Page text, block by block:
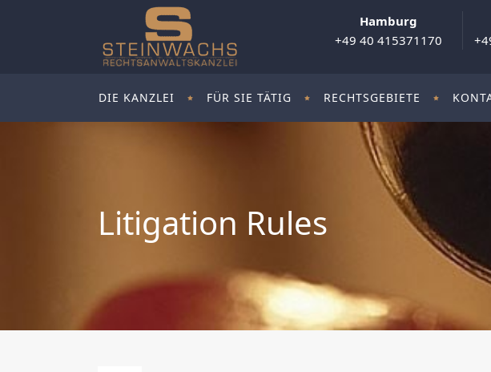
Hamburg
+49 40 415371170
DIE KANZLEI FÜR SIE TÄTIG RECHTSGEBIETE
Litigation Rules